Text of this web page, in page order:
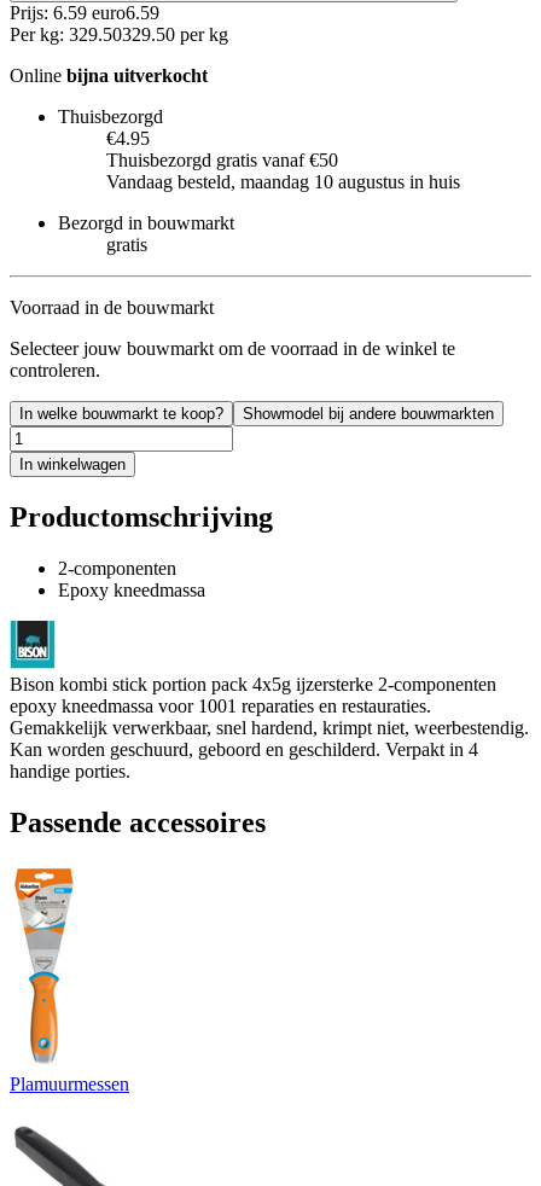
Prijs: 6.59 euro6.59
Per kg: 329.50329.50 per kg
Online bijna uitverkocht
Thuisbezorgd
€4.95
Thuisbezorgd gratis vanaf €50
Vandaag besteld, maandag 10 augustus in huis
Bezorgd in bouwmarkt
gratis
Voorraad in de bouwmarkt
Selecteer jouw bouwmarkt om de voorraad in de winkel te
controleren.
In welke bouwmarkt te koop? Showmodel bij andere bouwmarkten
In winkelwagen
Productomschrijving
2-componenten
Epoxy kneedmassa
Bison kombi stick portion pack 4x5g ijzersterke 2-componenten
epoxy kneedmassa voor 1001 reparaties en restauraties.
Gemakkelijk verwerkbaar, snel hardend, krimpt niet, weerbestendig.
Kan worden geschuurd, geboord en geschilderd. Verpakt in 4
handige porties.
Passende accessoires
Plamuurmessen